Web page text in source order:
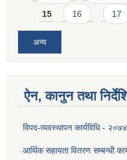
15 16 17
अन्य
ऐन, कानुन तथा
विपद-व्यवस्थापन कार्यविधि - २०७४
आर्थिक सहायता वितरण सम्बन्धी